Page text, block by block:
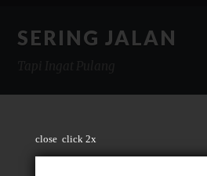
close click 2x
SERING JALAN